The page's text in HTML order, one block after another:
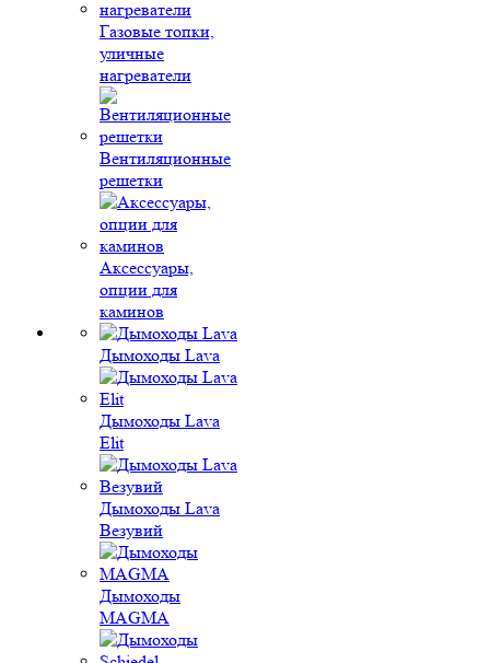
Газовые топки,
уличные
нагреватели
Вентиляционные
решетки
Аксессуары,
опции для
каминов
Дымоходы Lava
Дымоходы Lava
Elit
Дымоходы Lava
Везувий
Дымоходы
MAGMA